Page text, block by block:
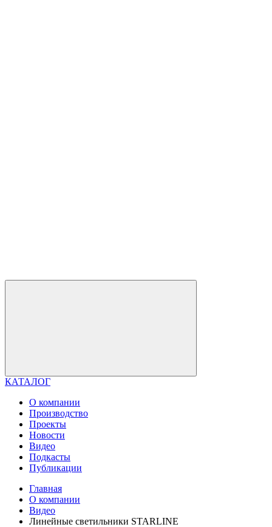
КАТАЛОГ
О компании
Производство
Проекты
Новости
Видео
Подкасты
Публикации
Главная
О компании
Видео
Линейные светильники STARLINE